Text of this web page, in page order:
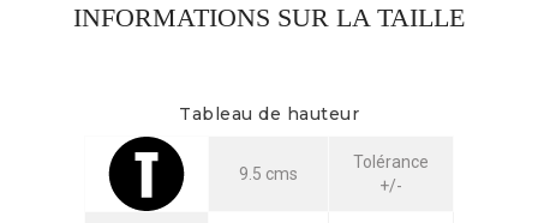
INFORMATIONS SUR LA TAILLE
Tableau de hauteur
9.5 cms
Tolérance
+/-